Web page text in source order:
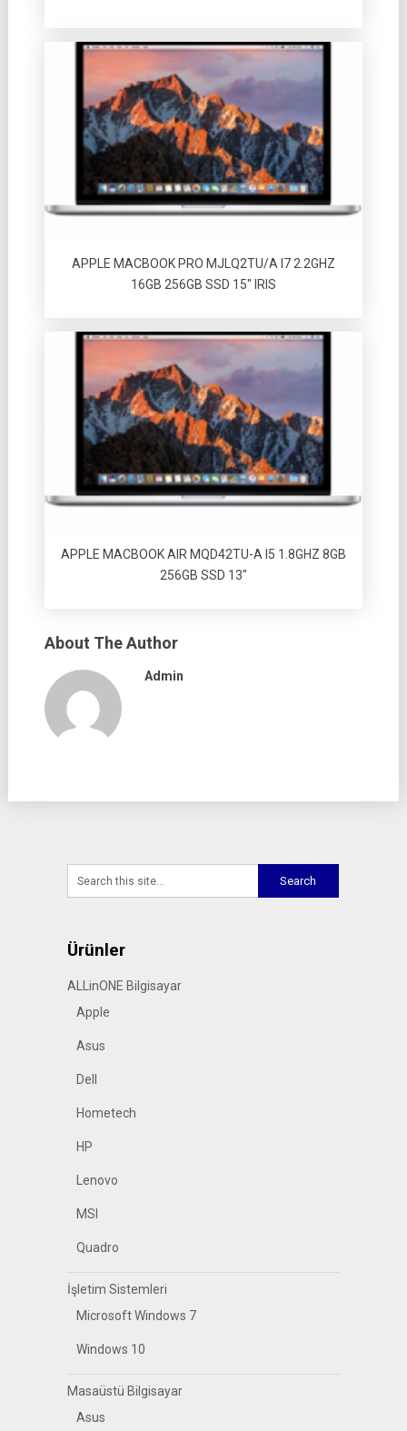
APPLE MACBOOK PRO MJLQ2TU/A I7 2.2GHZ
16GB 256GB SSD 15″ IRIS
APPLE MACBOOK AIR MQD42TU-A I5 1.8GHZ 8GB
256GB SSD 13″
About The Author
Admin
Ürünler
ALLinONE Bilgisayar
Apple
Asus
Dell
Hometech
HP
Lenovo
MSI
Quadro
İşletim Sistemleri
Microsoft Windows 7
Windows 10
Masaüstü Bilgisayar
Asus